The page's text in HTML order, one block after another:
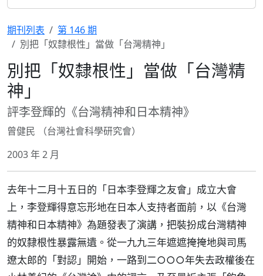
期刊列表
第 146 期
別把「奴隸根性」當做「台灣精神」
別把「奴隸根性」當做「台灣精
神」
評李登輝的《台灣精神和日本精神》
曾健民 （台灣社會科學研究會）
2003 年 2 月
去年十二月十五日的「日本李登輝之友會」成立大會
上，李登輝得意忘形地在日本人支持者面前，以《台灣
精神和日本精神》為題發表了演講，把裝扮成台灣精神
的奴隸根性暴露無遺。從一九九三年遮遮掩掩地與司馬
遼太郎的「對認」開始，一路到二○○○年失去政權後在